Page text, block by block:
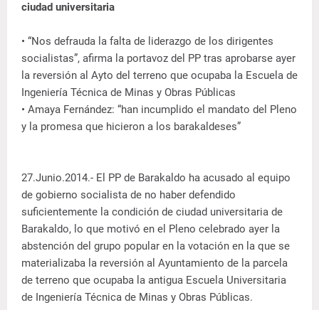
ciudad universitaria
• “Nos defrauda la falta de liderazgo de los dirigentes
socialistas”, afirma la portavoz del PP tras aprobarse ayer
la reversión al Ayto del terreno que ocupaba la Escuela de
Ingeniería Técnica de Minas y Obras Públicas
• Amaya Fernández: “han incumplido el mandato del Pleno
y la promesa que hicieron a los barakaldeses”
27.Junio.2014.- El PP de Barakaldo ha acusado al equipo
de gobierno socialista de no haber defendido
suficientemente la condición de ciudad universitaria de
Barakaldo, lo que motivó en el Pleno celebrado ayer la
abstención del grupo popular en la votación en la que se
materializaba la reversión al Ayuntamiento de la parcela
de terreno que ocupaba la antigua Escuela Universitaria
de Ingeniería Técnica de Minas y Obras Públicas.